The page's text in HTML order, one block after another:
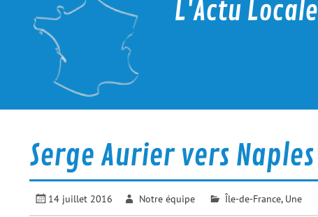
L'Actu Locale
Serge Aurier vers Naples
14 juillet 2016 Notre équipe Île-de-France, Une